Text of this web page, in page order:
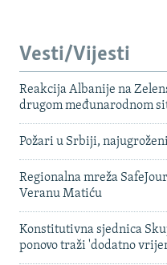
Vesti/Vijesti
Reakcija Albanije na
drugom međunarodnom
Požari u Srbiji,
Regionalna mreža
Veranu Matiću
Konstitutivna sjednica
ponovo traži 'dodatno